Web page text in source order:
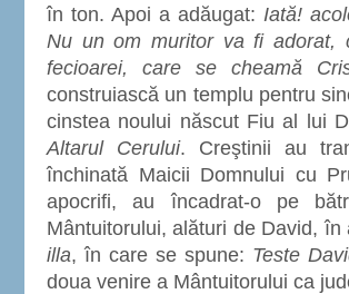
în ton. Apoi a adăugat: Iată!
Nu un om muritor va fi adorat,
fecioarei, care se cheamă
construiască un templu pentru
cinstea noului născut Fiu al lui
Altarul Cerului. Creştinii au
închinată Maicii Domnului cu
apocrifi, au încadrat-o pe
Mântuitorului, alături de David,
illa, în care se spune: Teste
doua venire a Mântuitorului ca